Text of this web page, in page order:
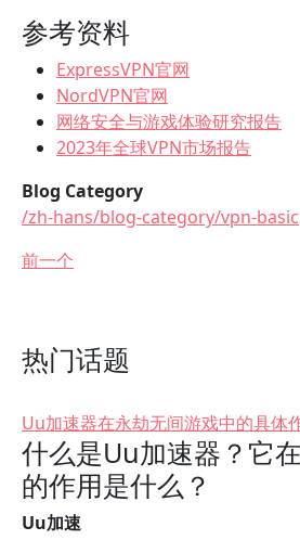
参考资料
ExpressVPN官网
NordVPN官网
网络安全与游戏体验研究报告
2023年全球VPN市场报告
Blog Category
/zh-hans/blog-category/vpn-basic
前一个
热门话题
Uu加速器在永劫无间游戏中的具体
什么是Uu加速器？它
的作用是什么？
Uu加速